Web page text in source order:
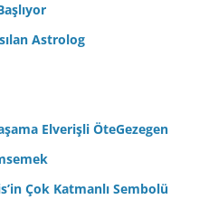
Astrolog
Elverişli ÖteGezegen
Çok Katmanlı Sembolü